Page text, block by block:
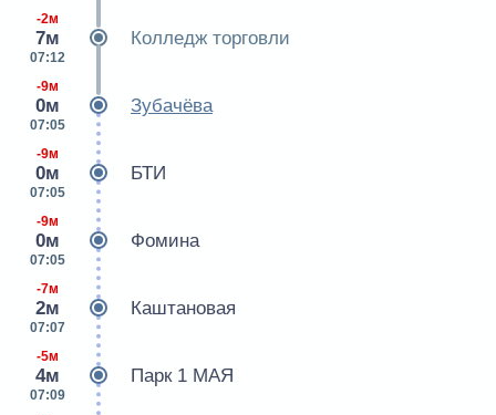
-2м
7м
07:12
Колледж торговли
-9м
0м
07:05
Зубачёва
-9м
0м
07:05
БТИ
-9м
0м
07:05
Фомина
-7м
2м
07:07
Каштановая
-5м
4м
07:09
Парк 1 МАЯ